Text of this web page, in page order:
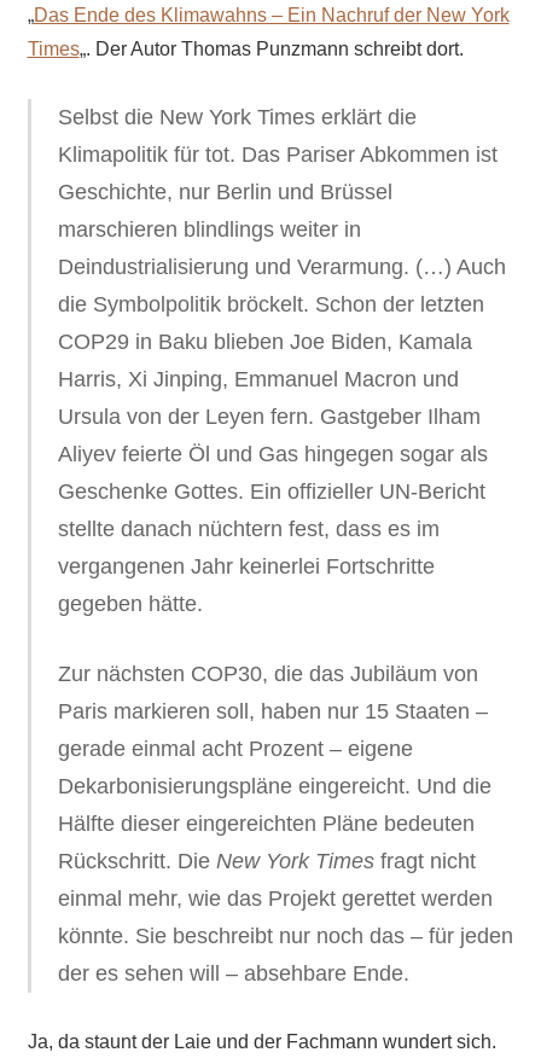
„Das Ende des Klimawahns – Ein Nachruf der New York
Times„. Der Autor Thomas Punzmann schreibt dort.
Selbst die New York Times erklärt die
Klimapolitik für tot. Das Pariser Abkommen ist
Geschichte, nur Berlin und Brüssel
marschieren blindlings weiter in
Deindustrialisierung und Verarmung. (…) Auch
die Symbolpolitik bröckelt. Schon der letzten
COP29 in Baku blieben Joe Biden, Kamala
Harris, Xi Jinping, Emmanuel Macron und
Ursula von der Leyen fern. Gastgeber Ilham
Aliyev feierte Öl und Gas hingegen sogar als
Geschenke Gottes. Ein offizieller UN-Bericht
stellte danach nüchtern fest, dass es im
vergangenen Jahr keinerlei Fortschritte
gegeben hätte.
Zur nächsten COP30, die das Jubiläum von
Paris markieren soll, haben nur 15 Staaten –
gerade einmal acht Prozent – eigene
Dekarbonisierungspläne eingereicht. Und die
Hälfte dieser eingereichten Pläne bedeuten
Rückschritt. Die New York Times fragt nicht
einmal mehr, wie das Projekt gerettet werden
könnte. Sie beschreibt nur noch das – für jeden
der es sehen will – absehbare Ende.
Ja, da staunt der Laie und der Fachmann wundert sich.